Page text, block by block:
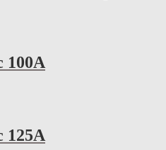
100A
125A